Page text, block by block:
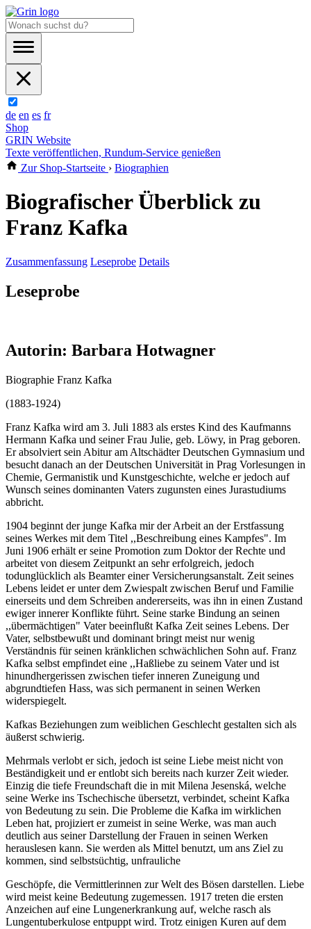
de en es fr
Shop
GRIN Website
Texte veröffentlichen, Rundum-Service genießen
Zur Shop-Startseite › Biographien
Biografischer Überblick zu
Franz Kafka
Zusammenfassung Leseprobe Details
Leseprobe
Autorin: Barbara Hotwagner
Biographie Franz Kafka
(1883-1924)
Franz Kafka wird am 3. Juli 1883 als erstes Kind des Kaufmanns
Hermann Kafka und seiner Frau Julie, geb. Löwy, in Prag geboren.
Er absolviert sein Abitur am Altschädter Deutschen Gymnasium und
besucht danach an der Deutschen Universität in Prag Vorlesungen in
Chemie, Germanistik und Kunstgeschichte, welche er jedoch auf
Wunsch seines dominanten Vaters zugunsten eines Jurastudiums
abbricht.
1904 beginnt der junge Kafka mir der Arbeit an der Erstfassung
seines Werkes mit dem Titel ,,Beschreibung eines Kampfes". Im
Juni 1906 erhält er seine Promotion zum Doktor der Rechte und
arbeitet von diesem Zeitpunkt an sehr erfolgreich, jedoch
todunglücklich als Beamter einer Versicherungsanstalt. Zeit seines
Lebens leidet er unter dem Zwiespalt zwischen Beruf und Familie
einerseits und dem Schreiben andererseits, was ihn in einen Zustand
ewiger innerer Konflikte führt. Seine starke Bindung an seinen
,,übermächtigen" Vater beeinflußt Kafka Zeit seines Lebens. Der
Vater, selbstbewußt und dominant bringt meist nur wenig
Verständnis für seinen kränklichen schwächlichen Sohn auf. Franz
Kafka selbst empfindet eine ,,Haßliebe zu seinem Vater und ist
hinundhergerissen zwischen tiefer inneren Zuneigung und
abgrundtiefen Hass, was sich permanent in seinen Werken
widerspiegelt.
Kafkas Beziehungen zum weiblichen Geschlecht gestalten sich als
äußerst schwierig.
Mehrmals verlobt er sich, jedoch ist seine Liebe meist nicht von
Beständigkeit und er entlobt sich bereits nach kurzer Zeit wieder.
Einzig die tiefe Freundschaft die in mit Milena Jesenská, welche
seine Werke ins Tschechische übersetzt, verbindet, scheint Kafka
von Bedeutung zu sein. Die Probleme die Kafka im wirklichen
Leben hat, projiziert er zumeist in seine Werke, was man auch
deutlich aus seiner Darstellung der Frauen in seinen Werken
herauslesen kann. Sie werden als Mittel benutzt, um ans Ziel zu
kommen, sind selbstsüchtig, unfrauliche
Geschöpfe, die Vermittlerinnen zur Welt des Bösen darstellen. Liebe
wird meist keine Bedeutung zugemessen. 1917 treten die ersten
Anzeichen auf eine Lungenerkrankung auf, welche rasch als
Lungentuberkulose entpuppt wird. Trotz einigen Kuren auf dem